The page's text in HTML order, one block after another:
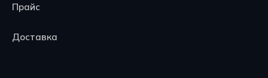
Прайс
Доставка